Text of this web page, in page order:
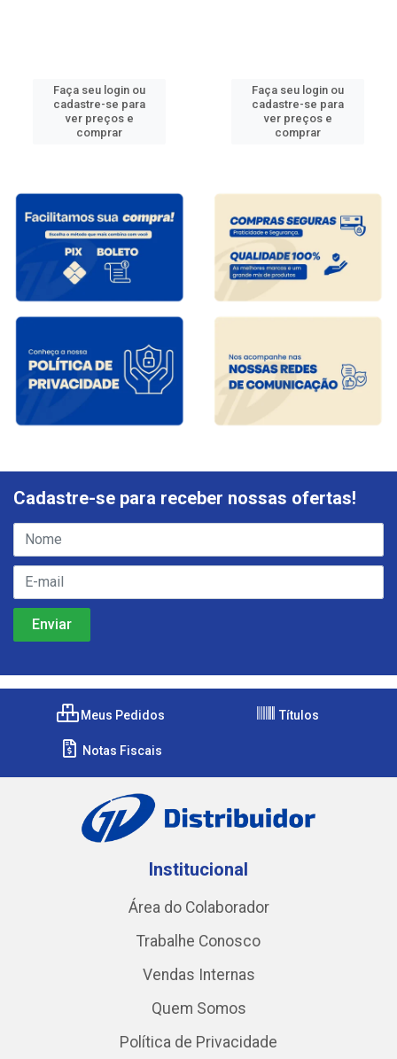
Faça seu login ou
cadastre-se para
ver preços e
comprar
Faça seu login ou
cadastre-se para
ver preços e
comprar
Cadastre-se para receber nossas ofertas!
Meus Pedidos Títulos
Notas Fiscais
Institucional
Área do Colaborador
Trabalhe Conosco
Vendas Internas
Quem Somos
Política de Privacidade